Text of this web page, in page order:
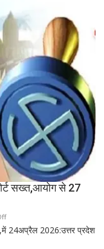
वाला
रहा
बीमारियों
को
दावत
सख्त,आयोग से 27
on
Prayagraj
24अप्रैल 2026:उत्तर प्रदेश